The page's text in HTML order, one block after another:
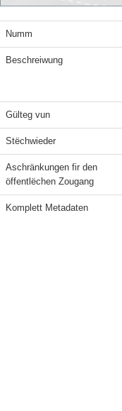
Numm
Beschreiwung
Gülteg vun
Stëchwieder
Aschränkungen fir den
öffentlëchen Zougang
Komplett Metadaten